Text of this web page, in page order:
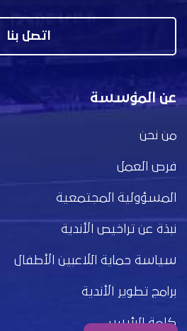
اتصل بنا
عن المؤسسة
من نحن
فرص العمل
المسؤولية المجتمعية
نبذة عن تراخيص الأندية
سياسة حماية اللاعبين الأطفال
برامج تطوير الأندية
كلمة الرئيس